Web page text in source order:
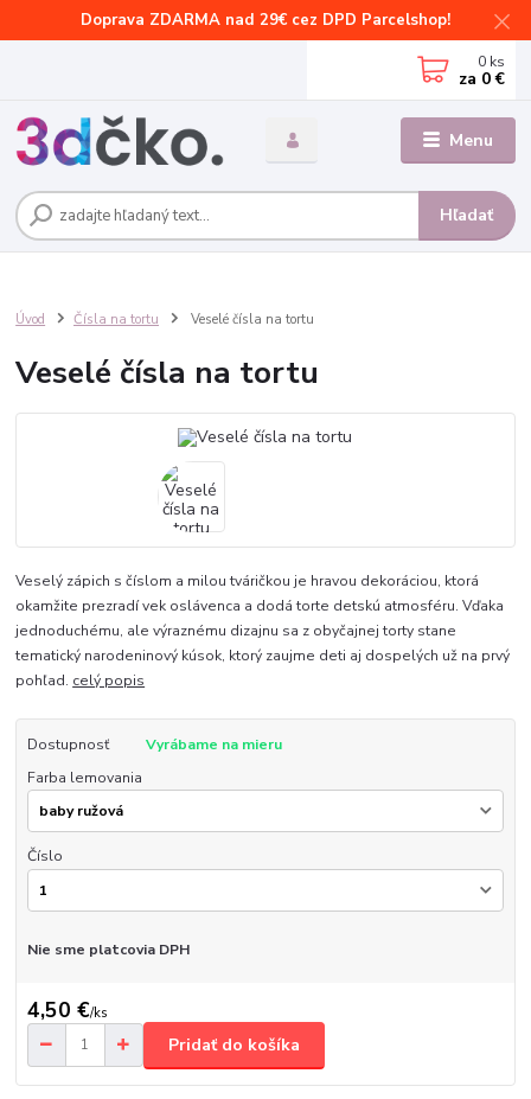
Doprava ZDARMA nad 29€ cez DPD Parcelshop!
Menu
Hľadať
0 ks
za 0 €
Úvod Čísla na tortu Veselé čísla na tortu
Veselé čísla na tortu
Veselý zápich s číslom a milou tváričkou je hravou dekoráciou, ktorá
okamžite prezradí vek oslávenca a dodá torte detskú atmosféru. Vďaka
jednoduchému, ale výraznému dizajnu sa z obyčajnej torty stane
tematický narodeninový kúsok, ktorý zaujme deti aj dospelých už na prvý
pohľad. celý popis
Dostupnosť
Vyrábame na mieru
Farba lemovania
Číslo
Nie sme platcovia DPH
4,50 €/ks
Pridať do košíka